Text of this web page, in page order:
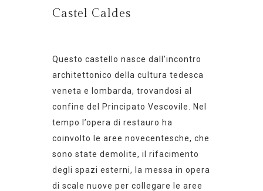
Castel Caldes
Questo castello nasce dall’incontro
architettonico della cultura tedesca
veneta e lombarda, trovandosi al
confine del Principato Vescovile. Nel
tempo l’opera di restauro ha
coinvolto le aree novecentesche, che
sono state demolite, il rifacimento
degli spazi esterni, la messa in opera
di scale nuove per collegare le aree